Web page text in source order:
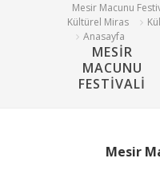
Mesir Macunu
Kültürel Miras
Anasayfa
MESİR
MACUNU
FESTİVALİ
Mesir